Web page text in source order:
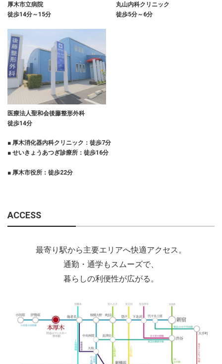
厚木市立病院
徒歩14分～15分
丸山内科クリニック
徒歩5分～6分
医療法人聖和会後藤整形外科
徒歩14分
■ 厚木消化器内科クリニック：徒歩7分
■ せいきょうあつぎ診療所：徒歩16分
■ 厚木市役所：徒歩22分
ACCESS
最寄り駅から主要エリアへ快適アクセス。
通勤・通学もスムーズで、
暮らしの利便性が広がる。